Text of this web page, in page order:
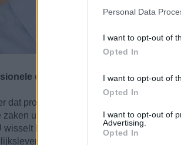
Personal Data
I want to opt-out of
Opted In
I want to opt-out of
Opted In
I want to opt-out of
Advertising.
Opted In
dame
dat professionele meisje dat om de zes
uitproberen, op een trage manier
wisselt kaartjes uit op reis en u omhelst
haar probleempjes, haar